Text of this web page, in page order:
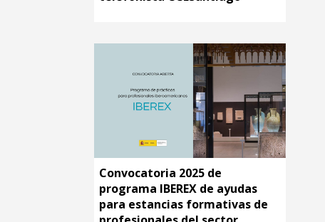
Convocatoria 2025 de
programa IBEREX de ayudas
para estancias formativas de